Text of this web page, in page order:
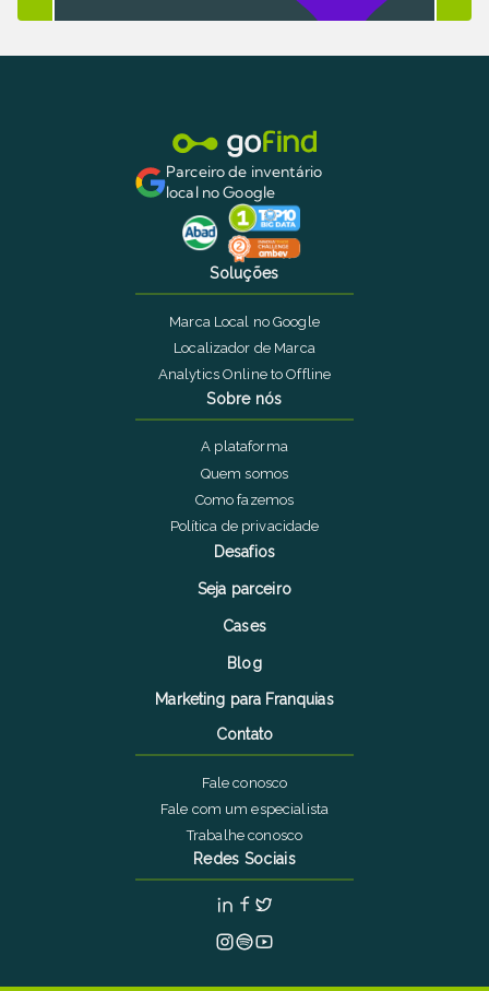
Parceiro de inventário
local no Google
Soluções
Marca Local no Google
Localizador de Marca
Analytics Online to Offline
Sobre nós
A plataforma
Quem somos
Como fazemos
Política de privacidade
Desafios
Seja parceiro
Cases
Blog
Marketing para Franquias
Contato
Fale conosco
Fale com um especialista
Trabalhe conosco
Redes Sociais